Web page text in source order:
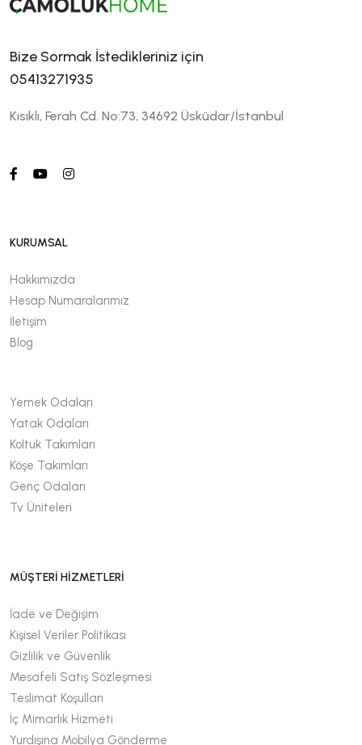
Bize Sormak İstedikleriniz için
05413271935
Kısıklı, Ferah Cd. No:73, 34692 Üsküdar/İstanbul
KURUMSAL
Hakkımızda
Hesap Numaralarımız
İletişim
Blog
Yemek Odaları
Yatak Odaları
Koltuk Takımları
Köşe Takımları
Genç Odaları
Tv Üniteleri
MÜŞTERİ HİZMETLERİ
İade ve Değişim
Kişisel Veriler Politikası
Gizlilik ve Güvenlik
Mesafeli Satış Sözleşmesi
Teslimat Koşulları
İç Mimarlık Hizmeti
Yurdışına Mobilya Gönderme